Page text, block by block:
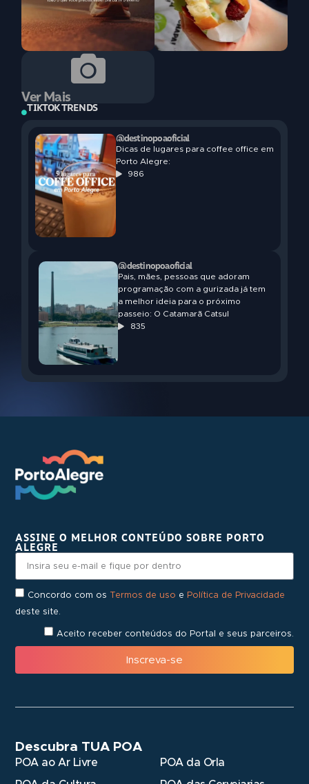
Ver Mais
TIKTOK TRENDS
@destinopoaoficial
Dicas de lugares para coffee office em
Porto Alegre:
986
@destinopoaoficial
Pais, mães, pessoas que adoram
programação com a gurizada já tem
a melhor ideia para o próximo
passeio: O Catamarã Catsul
835
ASSINE O MELHOR CONTEÚDO SOBRE PORTO
ALEGRE
Concordo com os Termos de uso e Política de Privacidade
deste site.
Aceito receber conteúdos do Portal e seus parceiros.
Inscreva-se
Descubra TUA POA
POA ao Ar Livre
POA da Orla